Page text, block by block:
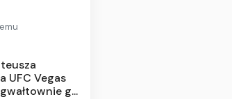
UFC Vegas
g...